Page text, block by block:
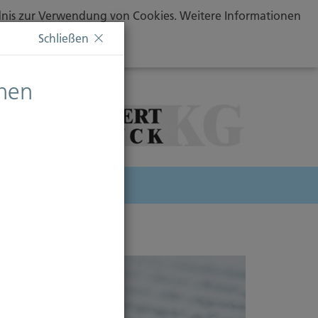
zur Verwendung von Cookies. Weitere Informationen
Schließen